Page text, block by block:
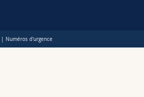
| Numéros d'urgence